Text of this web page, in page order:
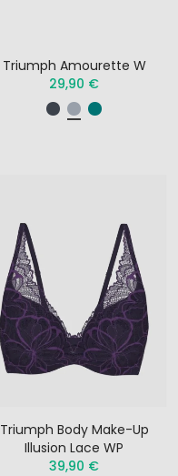
Triumph Amourette W
29,90 €
Triumph Body Make-Up
Illusion Lace WP
39,90 €